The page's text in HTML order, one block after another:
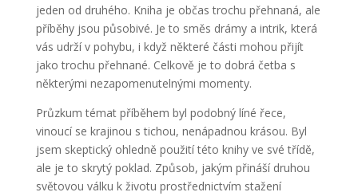
jeden od druhého. Kniha je občas trochu přehnaná, ale
příběhy jsou působivé. Je to směs drámy a intrik, která
vás udrží v pohybu, i když některé části mohou přijít
jako trochu přehnané. Celkově je to dobrá četba s
některými nezapomenutelnými momenty.
Průzkum témat příběhem byl podobný líné řece,
vinoucí se krajinou s tichou, nenápadnou krásou. Byl
jsem skeptický ohledně použití této knihy ve své třídě,
ale je to skrytý poklad. Způsob, jakým přináší druhou
světovou válku k životu prostřednictvím stažení